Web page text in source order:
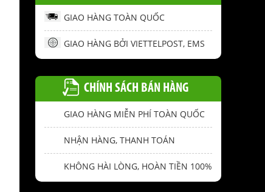
GIAO HÀNG TOÀN QUỐC
GIAO HÀNG BỞI VIETTELPOST, EMS
CHÍNH SÁCH BÁN HÀNG
GIAO HÀNG MIỄN PHÍ TOÀN QUỐC
NHẬN HÀNG, THANH TOÁN
KHÔNG HÀI LÒNG, HOÀN TIỀN 100%